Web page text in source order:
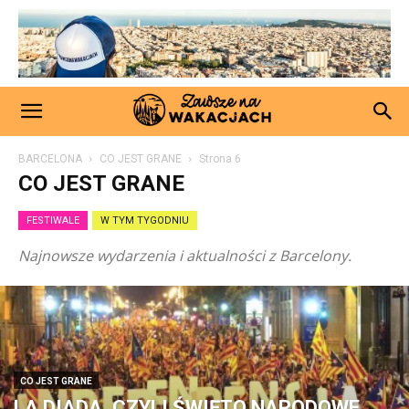
BARCELONA CO JEST GRANE Strona 6
CO JEST GRANE
FESTIWALE W TYM TYGODNIU
Najnowsze wydarzenia i aktualności z Barcelony.
CO JEST GRANE